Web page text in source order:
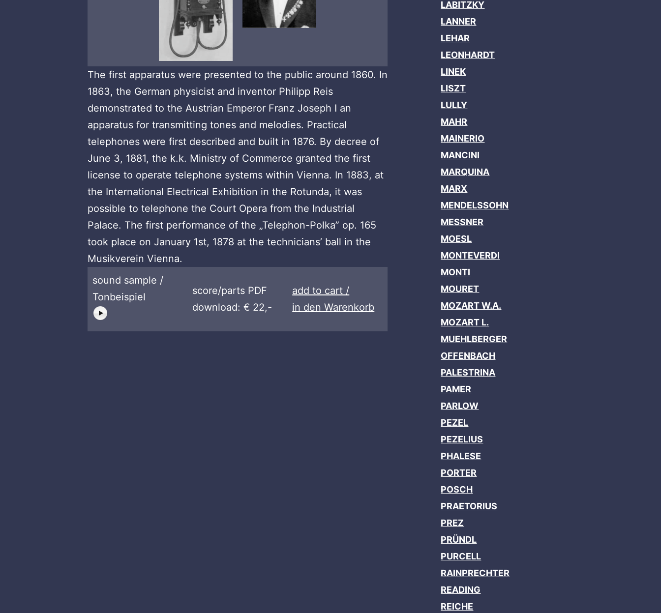
The first apparatus were presented to the public around 1860. In
1863, the German physicist and inventor Philipp Reis
demonstrated to the Austrian Emperor Franz Joseph I an
apparatus for transmitting tones and melodies. Practical
telephones were first described and built in 1876. By decree of
June 3, 1881, the k.k. Ministry of Commerce granted the first
license to operate telephone systems within Vienna. In 1883, at
the International Electrical Exhibition in the Rotunda, it was
possible to telephone the Court Opera from the Industrial
Palace. The first performance of the „Telephon-Polka” op. 165
took place on January 1st, 1878 at the technicians’ ball in the
Musikverein Vienna.
sound sample /
Tonbeispiel
score/parts PDF
download: € 22,-
add to cart /
in den Warenkorb
LABITZKY
LANNER
LEHAR
LEONHARDT
LINEK
LISZT
LULLY
MAHR
MAINERIO
MANCINI
MARQUINA
MARX
MENDELSSOHN
MESSNER
MOESL
MONTEVERDI
MONTI
MOURET
MOZART W.A.
MOZART L.
MUEHLBERGER
OFFENBACH
PALESTRINA
PAMER
PARLOW
PEZEL
PEZELIUS
PHALESE
PORTER
POSCH
PRAETORIUS
PREZ
PRÜNDL
PURCELL
RAINPRECHTER
READING
REICHE